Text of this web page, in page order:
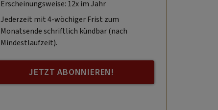
Erscheinungsweise: 12x im Jahr
Jederzeit mit 4-wöchiger Frist zum
Monatsende schriftlich kündbar (nach
Mindestlaufzeit).
JETZT ABONNIEREN!